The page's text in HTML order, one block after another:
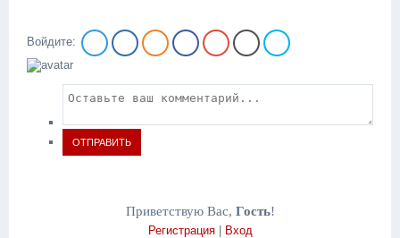
Войдите:
ОТПРАВИТЬ
Приветствую Вас, Гость!
Регистрация| Вход